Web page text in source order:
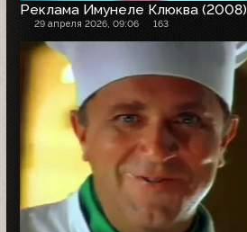
Реклама Имунеле Клюква (2008)
29 апреля 2026, 09:06 163